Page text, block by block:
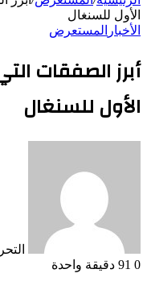
الأول للسنغال
الأخبار المستعرض
أبرز الصفقات
الأول للسنغال
0
دقيقة واحدة